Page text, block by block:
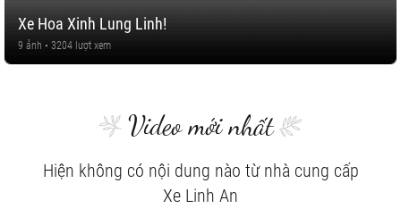
Xe Hoa Xinh Lung Linh!
9 ảnh • 3204 lượt xem
Video mới nhất
Hiện không có nội dung nào từ nhà cung cấp
Xe Linh An